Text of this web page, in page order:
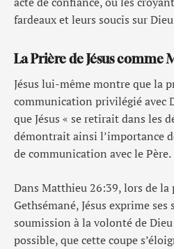
fardeaux et leurs soucis sur
La Prière de Jésus comme
Jésus lui-même montre que la
communication privilégié avec
que Jésus « se retirait dans les
démontrait ainsi l’importance
de communication avec le Père.
Dans Matthieu 26:39, lors de
Gethsémané, Jésus exprime
soumission à la volonté de
possible, que cette coupe